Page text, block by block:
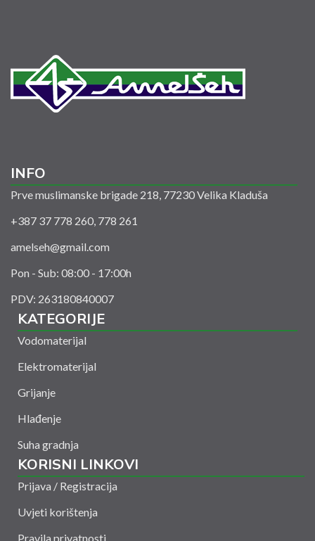
INFO
Prve muslimanske brigade 218, 77230 Velika Kladuša
+387 37 778 260, 778 261
amelseh@gmail.com
Pon - Sub: 08:00 - 17:00h
PDV: 263180840007
KATEGORIJE
Vodomaterijal
Elektromaterijal
Grijanje
Hlađenje
Suha gradnja
KORISNI LINKOVI
Prijava / Registracija
Uvjeti korištenja
Pravila privatnosti